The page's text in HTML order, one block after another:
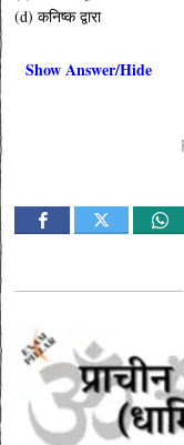
(d) कनिष्क द्वारा
Show Answer/Hide